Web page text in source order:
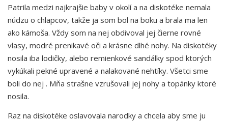
Patrila medzi najkrajšie baby v okolí a na diskotéke nemala
núdzu o chlapcov, takže ja som bol na boku a brala ma len
ako kámoša. Vždy som na nej obdivoval jej čierne rovné
vlasy, modré prenikavé oči a krásne dlhé nohy. Na diskotéky
nosila iba lodičky, alebo remienkové sandálky spod ktorých
vykúkali pekné upravené a nalakované nehtíky. Všetci sme
boli do nej . Mňa strašne vzrušovali jej nohy a topánky ktoré
nosila.
Raz na diskotéke oslavovala narodky a chcela aby sme ju